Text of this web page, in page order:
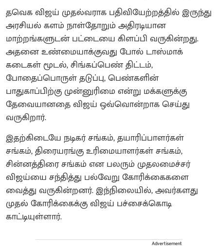
தவெக விஜய் முதல்வராக பதிவியேற்றத்தில் இருந்து
அரசியல் களம் நாள்தோறும் அதிரடியான
மாற்றங்களுடன் பட்டையை கிளப்பி வருகின்றது.
அதனை உண்மையாக்குவது போல் டாஸ்மாக்
கடைகள் மூடல், சிங்கப்பெண் திட்டம்,
போதைப்பொருள் தடுப்பு, பெண்களின்
பாதுகாப்பிற்கு முன்னுரிமை என்று மக்களுக்கு
தேவையானதை விஜய் ஒவ்வொன்றாக செய்து
வருகிறார்.
இதற்கிடையே நடிகர் சங்கம், தயாரிப்பாளர்கள்
சங்கம், திரையரங்கு உரிமையாளர்கள் சங்கம்,
சின்னத்திரை சங்கம் என பலரும் முதலமைச்சர்
விஜய்யை சந்தித்து பல்வேறு கோரிக்கைகளை
வைத்து வருகின்றனர். இந்நிலையில், அவர்களது
முதல் கோரிக்கைக்கு விஜய் பச்சைக்கொடி
காட்டியுள்ளார்.
Advertisement